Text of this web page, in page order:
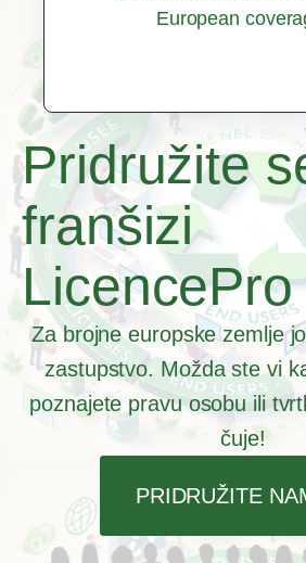
European
Pridružite
franšizi
LicencePro
Za brojne europske zemlje
zastupstvo. Možda ste vi
poznajete pravu osobu ili
čuje!
PRIDRUŽITE